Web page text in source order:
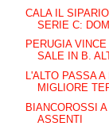
CALA IL
SERIE C:
PERUGIA
SALE IN B.
L'ALTO PASSA
MIGLIORE
BIANCOROSSI
ASSENTI